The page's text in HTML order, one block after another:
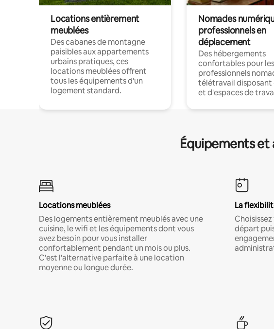
Locations entièrement
meublées
Des cabanes de montagne
paisibles aux appartements
urbains pratiques, ces
locations meublées offrent
tous les équipements d'un
logement standard.
Nomades
professionnels en
déplacement
Des hébergements
confortables pour les
professionnels
télétravail disposant
et d'espaces de
Équipements et
Locations meublées
Des logements entièrement meublés avec une
cuisine, le wifi et les équipements dont vous
avez besoin pour vous installer
confortablement pendant un mois ou plus.
C'est l'alternative parfaite à une location
moyenne ou longue durée.
La
départ